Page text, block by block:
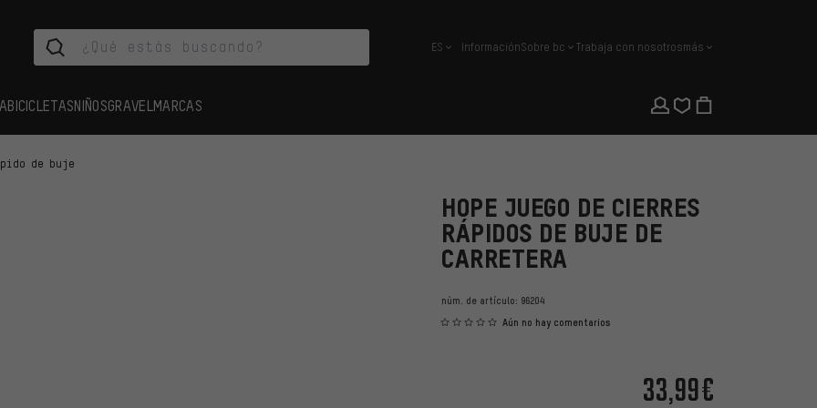
español
ES InformaciónSobre bc Trabaja con nosotrosmás
BICICLETASNIÑOSGRAVEL MARCAS
de buje
HOPE JUEGO DE CIERRES
RÁPIDOS DE BUJE DE
CARRETERA
núm. de artículo: 96204
Aún no hay comentarios
33,99€